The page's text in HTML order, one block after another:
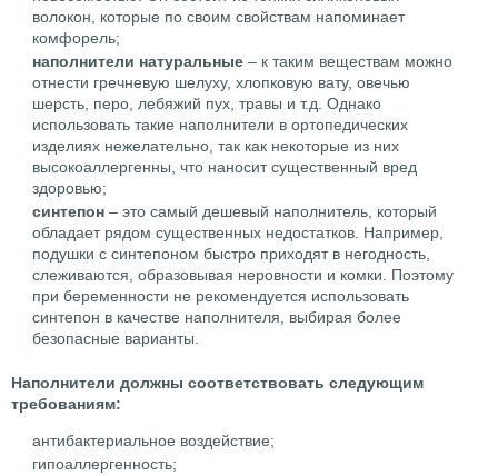
волокон, которые по своим свойствам напоминает
комфорель;
наполнители натуральные – к таким веществам можно
отнести гречневую шелуху, хлопковую вату, овечью
шерсть, перо, лебяжий пух, травы и т.д. Однако
использовать такие наполнители в ортопедических
изделиях нежелательно, так как некоторые из них
высокоаллергенны, что наносит существенный вред
здоровью;
синтепон – это самый дешевый наполнитель, который
обладает рядом существенных недостатков. Например,
подушки с синтепоном быстро приходят в негодность,
слеживаются, образовывая неровности и комки. Поэтому
при беременности не рекомендуется использовать
синтепон в качестве наполнителя, выбирая более
безопасные варианты.
Наполнители должны соответствовать следующим
требованиям:
антибактериальное воздействие;
гипоаллергенность;